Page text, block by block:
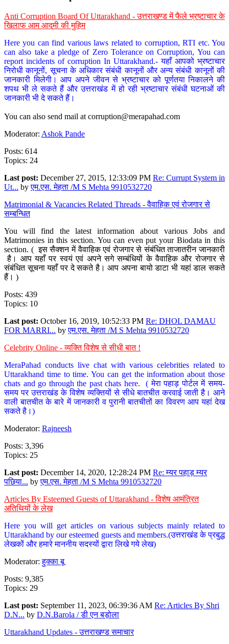
Anti Corruption Board Of Uttarakhand - उत्तराखण्ड में फैले भ्रष्टाचार के
खिलाफ आम आदमी की मुहिम
Here you can find various laws related to corruption, RTI etc. You
can also take a pledge of Zero Tolerance on Corruption, You can
report incidents of corruption In Uttarakhand.- यहाँ आपको भ्रष्टाचार
निरोधी कानूनों, सूचना के अधिकार संबंधी कानूनों और अन्य संबंधी कानूनों की
जानकारी मिलेगी। आप अपने जीवन से भ्रष्टाचार को पूर्णतया निकालने की
शपथ भी ले सकते हैं और उत्तराखंड में हो रही भ्रष्टाचार संबंधी घटनाओं की
जानकारी भी दे सकते हैं।
You can also send mail at corruption@merapahad.com
Moderator: Ashok Pande
Posts: 614
Topics: 24
Last post: December 27, 2015, 12:33:09 PM Re: Currupt System in
Ut... byएम.एस. मेहता /M S Mehta 9910532720
Matrimonial & Vacancies Related Threads - वैवाहिक एवं रोजगार से
सम्बन्धित
You will find the latest information about various Jobs and
Matrimonies in this section. You can even put your Biodata in this
section. ( इस सैक्शन में वैवाहिक एवं रोजगार से संबंधित ताजातरीन जानकारी
है। आप यहाँ पर स्वयं एवं अपने सगे सम्बंधियों के वैवाहिक और रोजगार से
संबंधित सूचना यहाँ पर दे सकते है। आप अपना बायो डाटा भी यहां डाल सकते
हैं। )
Posts: 439
Topics: 10
Last post: October 16, 2019, 10:52:33 PM Re: DHOL DAMAU
FOR MARRI... byएम.एस. मेहता /M S Mehta 9910532720
Celebrity Online - व्यक्ति विशेष से सीधी बात !
MeraPahad conducts live chat with various celebrities related to
Uttarakhand time to time. You can get the information about those
chats and go through the past chats here. ( मेरा पहाड़ पोर्टल में समय-
समय पर उत्तराखंड के विशेष व्यक्तियों से सीधे बातचीत करवाई जाती है। आने
वाली बातचीत के बारे में जानकारी व पुरानी बातचीतों का विवरण आप यहां देख
सकते है।)
Moderator: Rajneesh
Posts: 3,396
Topics: 25
Last post: December 14, 2020, 12:28:24 PM Re: म्यर पहाड़ म्यर
पछिया... byएम.एस. मेहता /M S Mehta 9910532720
Articles By Esteemed Guests of Uttarakhand - विशेष आमंत्रित
अतिथियों के लेख
Here you will get articles on various subjects mainly related to
Uttarakhand by our esteemed guests and members.(उत्तराखंड के प्रबुद्ध
लेखकों और हमारे माननीय सदस्यों द्वारा लिखे गये लेख)
Moderator:हुक्का बू
Posts: 9,385
Topics: 29
Last post: September 11, 2023, 06:39:36 AM Re: Articles By Shri
D.N... by D.N.Barola / डी एन बड़ोला
Uttarakhand Updates - उत्तराखण्ड समाचार